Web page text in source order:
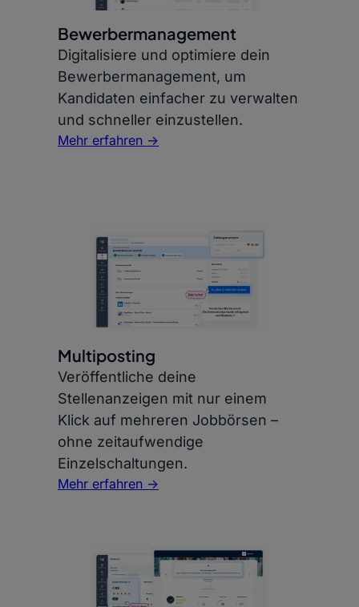
Bewerbermanagement
Digitalisiere und optimiere dein
Bewerbermanagement, um
Kandidaten einfacher zu verwalten
und schneller einzustellen.
Mehr erfahren ->
Multiposting
Veröffentliche deine
Stellenanzeigen mit nur einem
Klick auf mehreren Jobbörsen –
ohne zeitaufwendige
Einzelschaltungen.
Mehr erfahren ->